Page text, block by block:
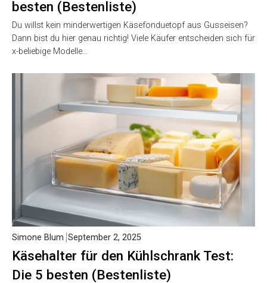
besten (Bestenliste)
Du willst kein minderwertigen Käsefonduetopf aus Gusseisen?
Dann bist du hier genau richtig! Viele Käufer entscheiden sich für
x-beliebige Modelle…
Käsehalter für den Kühlschrank Test:
Die 5 besten (Bestenliste)
Simone Blum September 2, 2025